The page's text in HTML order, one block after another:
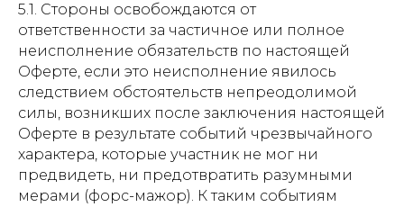
5.1. Стороны освобождаются от
ответственности за частичное или полное
неисполнение обязательств по настоящей
Оферте, если это неисполнение явилось
следствием обстоятельств непреодолимой
силы, возникших после заключения настоящей
Оферте в результате событий чрезвычайного
характера, которые участник не мог ни
предвидеть, ни предотвратить разумными
мерами (форс-мажор). К таким событиям